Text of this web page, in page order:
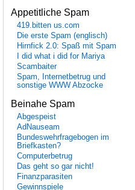
Appetitliche Spam
419.bitten us.com
Die erste Spam (englisch)
Hirnfick 2.0: Spaß mit Spam
I did what i did for Mariya
Scambaiter
Spam, Internetbetrug und
sonstige WWW Abzocke
Beinahe Spam
Abgespeist
AdNauseam
Bundeswehrfragebogen im
Briefkasten?
Computerbetrug
Das geht so gar nicht!
Finanzparasiten
Gewinnspiele